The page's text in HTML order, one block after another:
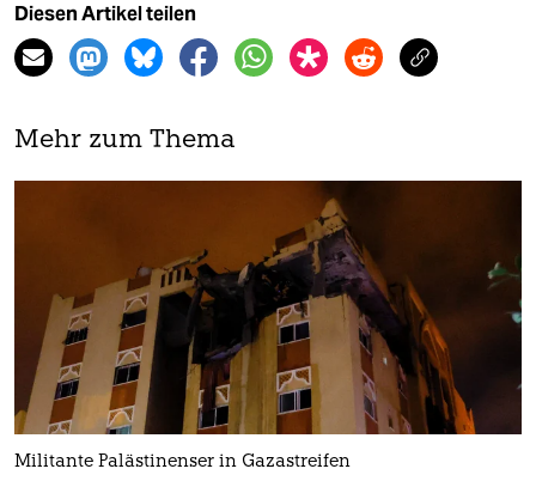
Diesen Artikel teilen
Mehr zum Thema
Militante Palästinenser in Gazastreifen